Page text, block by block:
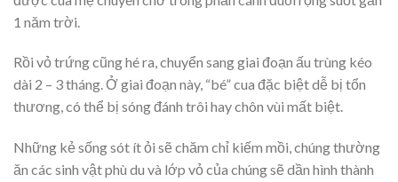
1 năm trời.
Rồi vỏ trứng cũng hé ra, chuyển sang giai đoạn ấu trùng kéo
dài 2 – 3 tháng. Ở giai đoạn này, “bé” cua đặc biệt dễ bị tổn
thương, có thể bị sóng đánh trôi hay chôn vùi mất biệt.
Những kẻ sống sót ít ỏi sẽ chăm chỉ kiếm mồi, chúng thường
ăn các sinh vật phù du và lớp vỏ của chúng sẽ dần hình thành